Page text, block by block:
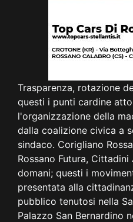
Trasparenza, rotazione
questi i punti cardine
l'organizzazione della
dalla coalizione civica a
sindaco. Corigliano
Rossano Futura,
domani; questi i
presentata alla
pubblico tenutosi nella
Palazzo San Bernardino